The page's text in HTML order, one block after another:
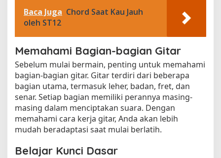
Baca Juga Chord Saat Kau Jauh
oleh ST12
Memahami Bagian-bagian Gitar
Sebelum mulai bermain, penting untuk memahami
bagian-bagian gitar. Gitar terdiri dari beberapa
bagian utama, termasuk leher, badan, fret, dan
senar. Setiap bagian memiliki perannya masing-
masing dalam menciptakan suara. Dengan
memahami cara kerja gitar, Anda akan lebih
mudah beradaptasi saat mulai berlatih.
Belajar Kunci Dasar